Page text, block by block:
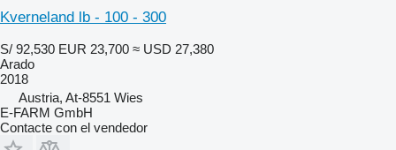
Kverneland lb - 100 - 300
S/ 92,530 EUR 23,700 ≈ USD 27,380
Arado
2018
Austria, At-8551 Wies
E-FARM GmbH
Contacte con el vendedor